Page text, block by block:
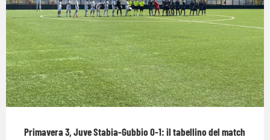
Primavera 3, Juve Stabia-Gubbio 0-1: il tabellino del match